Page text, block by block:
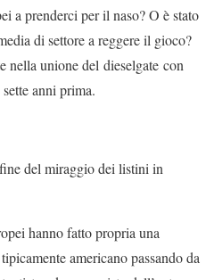
a prenderci per il naso? O è stato
di settore a reggere il gioco?
nella unione del dieselgate con
anni prima.
del miraggio dei listini in
hanno fatto propria una
americano passando da